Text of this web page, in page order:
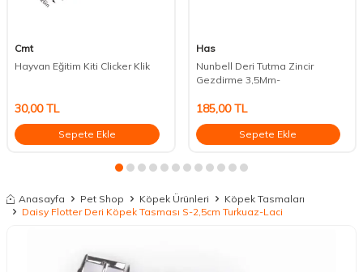
Cmt
Hayvan Eğitim Kiti Clicker Klik
30,00TL
Sepete Ekle
Has
Nunbell Deri Tutma Zincir
Gezdirme 3,5Mm-
185,00TL
Sepete Ekle
Anasayfa Pet Shop Köpek Ürünleri
Köpek Tasmaları
Daisy Flotter Deri Köpek Tasması S-2,5cm Turkuaz-Laci